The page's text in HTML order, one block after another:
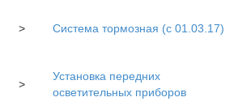
> Система тормозная (с 01.03.17)
>
Установка передних
осветительных приборов